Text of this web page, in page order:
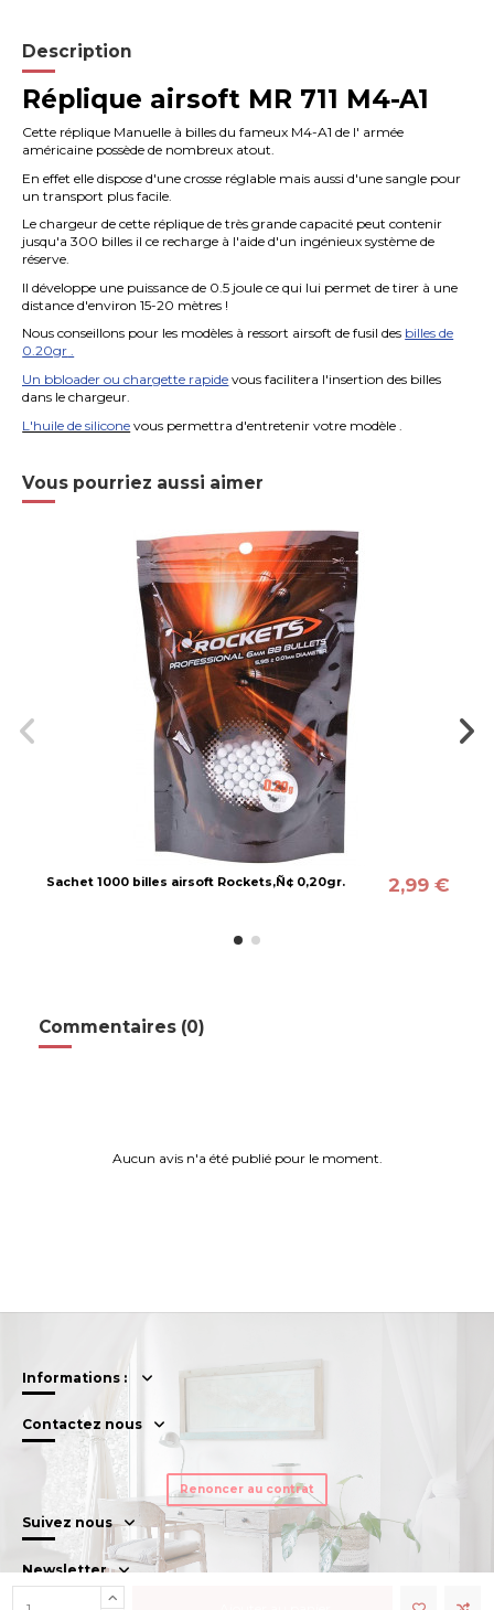
Description
Réplique airsoft MR 711 M4-A1
Cette réplique Manuelle à billes du fameux M4-A1 de l' armée
américaine possède de nombreux atout.
En effet elle dispose d'une crosse réglable mais aussi d'une sangle pour
un transport plus facile.
Le chargeur de cette réplique de très grande capacité peut contenir
jusqu'a 300 billes il ce recharge à l'aide d'un ingénieux système de
réserve.
Il développe une puissance de 0.5 joule ce qui lui permet de tirer à une
distance d'environ 15-20 mètres !
Nous conseillons pour les modèles à ressort airsoft de fusil des billes de
0.20gr .
Un bbloader ou chargette rapide vous facilitera l'insertion des billes
dans le chargeur.
L'huile de silicone vous permettra d'entretenir votre modèle .
Vous pourriez aussi aimer
Sachet 1000 billes airsoft Rockets‚Ñ¢ 0,20gr. 2,99 €
Commentaires (0)
Aucun avis n'a été publié pour le moment.
Informations :
Contactez nous
Renoncer au contrat
Suivez nous
Newsletter